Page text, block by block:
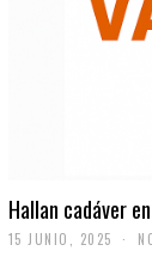
Hallan cadáver
15 JUNIO, 2025